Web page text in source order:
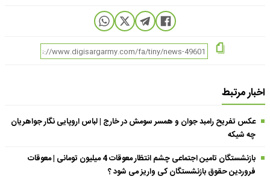
اخبار مرتبط
عکس تفریح رامبد جوان و همسر سومش در خارج | لباس اروپایی نگار جواهریان
چه شیکه
بازنشستگان تامین اجتماعی چشم انتظار معوقات 4 میلیون تومانی | معوقات
فروردین حقوق بازنشستگان کی واریز می شود ؟